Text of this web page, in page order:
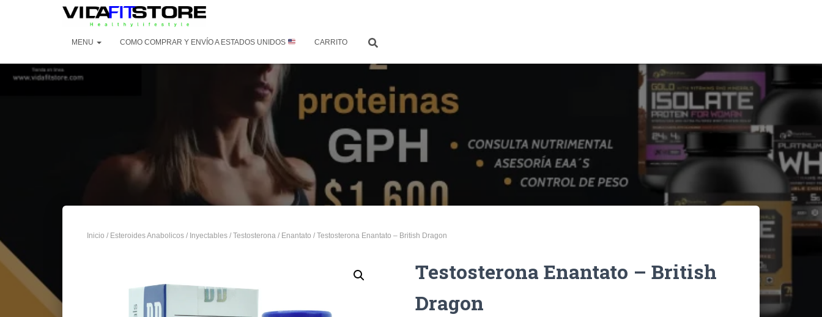
MENU COMO COMPRAR Y ENVÍO A ESTADOS UNIDOS CARRITO
Inicio / Esteroides Anabolicos / Inyectables / Testosterona / Enantato / Testosterona Enantato – British Dragon
Testosterona Enantato – British
Dragon